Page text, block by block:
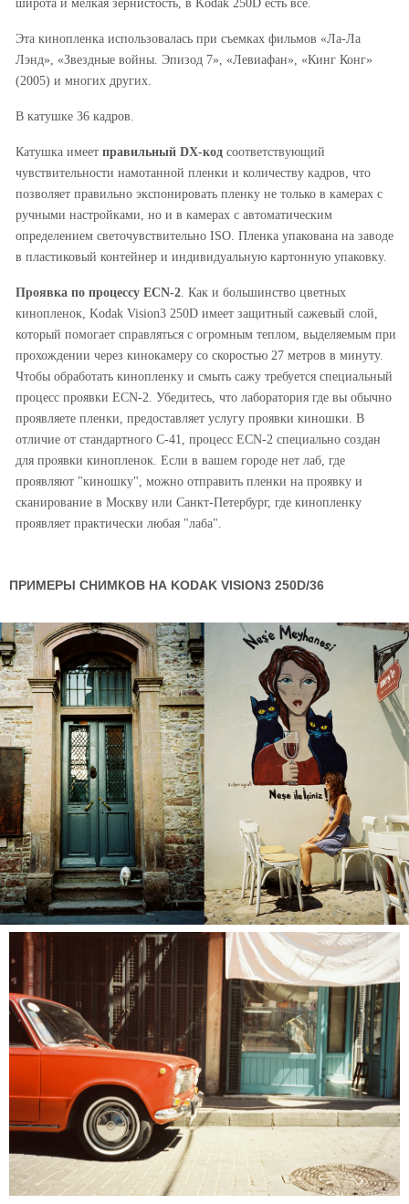
Эта кинопленка использовалась при съемках фильмов «Ла-Ла
Лэнд», «Звездные войны. Эпизод 7», «Левиафан», «Кинг Конг»
(2005) и многих других.
В катушке 36 кадров.
Катушка имеет правильный DX-кодсоответствующий
чувствительности намотанной пленки и количеству кадров, что
позволяет правильно экспонировать пленку не только в камерах с
ручными настройками, но и в камерах с автоматическим
определением светочувствительно ISO. Пленка упакована на заводе
в пластиковый контейнер и индивидуальную картонную упаковку.
Проявка по процессу ECN-2. Как и большинство цветных
кинопленок, Kodak Vision3 250D имеет защитный сажевый слой,
который помогает справляться с огромным теплом, выделяемым при
прохождении через кинокамеру со скоростью 27 метров в минуту.
Чтобы обработать кинопленку и смыть сажу требуется специальный
процесс проявки ECN-2. Убедитесь, что лаборатория где вы обычно
проявляете пленки, предоставляет услугу проявки киношки. В
отличие от стандартного С-41, процесс ECN-2 специально создан
для проявки кинопленок. Если в вашем городе нет лаб, где
проявляют "киношку", можно отправить пленки на проявку и
сканирование в Москву или Санкт-Петербург, где кинопленку
проявляет практически любая "лаба".
ПРИМЕРЫ СНИМКОВ НА KODAK VISION3 250D/36